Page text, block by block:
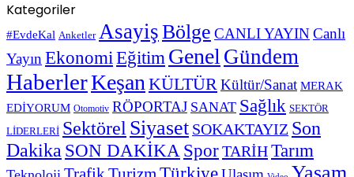
Kategoriler
#EvdeKal Anketler AsayişBölge CANLI YAYINCanlı
Yayın Ekonomi Eğitim Genel Gündem
HaberlerKeşan KÜLTÜRKültür/Sanat MERAK
EDİYORUM Otomotiv RÖPORTAJ SANAT Sağlık SEKTÖR
LİDERLERİ Sektörel Siyaset SOKAKTAYIZ Son
Dakika SON DAKİKA SporTARİHTarım